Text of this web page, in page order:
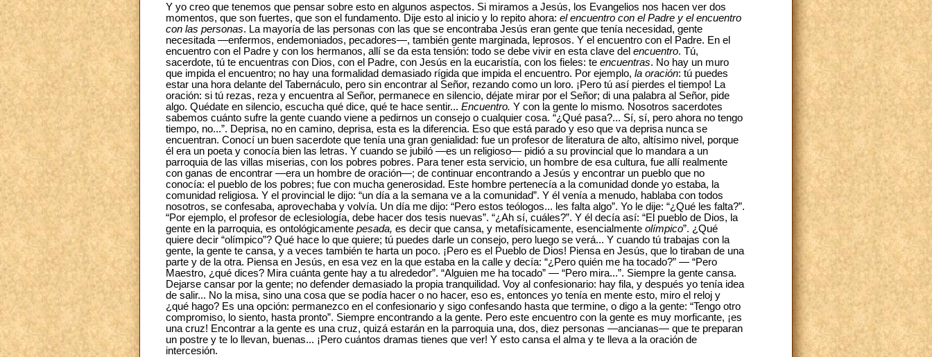
Y yo creo que tenemos que pensar sobre esto en algunos aspectos. Si miramos a Jesús, los Evangelios nos hacen ver dos
momentos, que son fuertes, que son el fundamento. Dije esto al inicio y lo repito ahora: el encuentro con el Padre y el encuentro
con las personas. La mayoría de las personas con las que se encontraba Jesús eran gente que tenía necesidad, gente
necesitada —enfermos, endemoniados, pecadores—, también gente marginada, leprosos. Y el encuentro con el Padre. En el
encuentro con el Padre y con los hermanos, allí se da esta tensión: todo se debe vivir en esta clave del encuentro. Tú,
sacerdote, tú te encuentras con Dios, con el Padre, con Jesús en la eucaristía, con los fieles: te encuentras. No hay un muro
que impida el encuentro; no hay una formalidad demasiado rígida que impida el encuentro. Por ejemplo, la oración: tú puedes
estar una hora delante del Tabernáculo, pero sin encontrar al Señor, rezando como un loro. ¡Pero tú así pierdes el tiempo! La
oración: si tú rezas, reza y encuentra al Señor, permanece en silencio, déjate mirar por el Señor; di una palabra al Señor, pide
algo. Quédate en silencio, escucha qué dice, qué te hace sentir... Encuentro. Y con la gente lo mismo. Nosotros sacerdotes
sabemos cuánto sufre la gente cuando viene a pedirnos un consejo o cualquier cosa. “¿Qué pasa?... Sí, sí, pero ahora no tengo
tiempo, no...”. Deprisa, no en camino, deprisa, esta es la diferencia. Eso que está parado y eso que va deprisa nunca se
encuentran. Conocí un buen sacerdote que tenía una gran genialidad: fue un profesor de literatura de alto, altísimo nivel, porque
él era un poeta y conocía bien las letras. Y cuando se jubiló —es un religioso— pidió a su provincial que lo mandara a un
parroquia de las villas miserias, con los pobres pobres. Para tener esta servicio, un hombre de esa cultura, fue allí realmente
con ganas de encontrar —era un hombre de oración—; de continuar encontrando a Jesús y encontrar un pueblo que no
conocía: el pueblo de los pobres; fue con mucha generosidad. Este hombre pertenecía a la comunidad donde yo estaba, la
comunidad religiosa. Y el provincial le dijo: “un día a la semana ve a la comunidad”. Y él venía a menudo, hablaba con todos
nosotros, se confesaba, aprovechaba y volvía. Un día me dijo: “Pero estos teólogos... les falta algo”. Yo le dije: “¿Qué les falta?”.
“Por ejemplo, el profesor de eclesiología, debe hacer dos tesis nuevas”. “¿Ah sí, cuáles?”. Y él decía así: “El pueblo de Dios, la
gente en la parroquia, es ontológicamente pesada, es decir que cansa, y metafísicamente, esencialmente olímpico”. ¿Qué
quiere decir “olímpico”? Qué hace lo que quiere; tú puedes darle un consejo, pero luego se verá... Y cuando tú trabajas con la
gente, la gente te cansa, y a veces también te harta un poco. ¡Pero es el Pueblo de Dios! Piensa en Jesús, que lo tiraban de una
parte y de la otra. Piensa en Jesús, en esa vez en la que estaba en la calle y decía: “¿Pero quién me ha tocado?” — “Pero
Maestro, ¿qué dices? Mira cuánta gente hay a tu alrededor”. “Alguien me ha tocado” — “Pero mira...”. Siempre la gente cansa.
Dejarse cansar por la gente; no defender demasiado la propia tranquilidad. Voy al confesionario: hay fila, y después yo tenía idea
de salir... No la misa, sino una cosa que se podía hacer o no hacer, eso es, entonces yo tenía en mente esto, miro el reloj y
¿qué hago? Es una opción: permanezco en el confesionario y sigo confesando hasta que termine, o digo a la gente: “Tengo otro
compromiso, lo siento, hasta pronto”. Siempre encontrando a la gente. Pero este encuentro con la gente es muy morficante, ¡es
una cruz! Encontrar a la gente es una cruz, quizá estarán en la parroquia una, dos, diez personas —ancianas— que te preparan
un postre y te lo llevan, buenas... ¡Pero cuántos dramas tienes que ver! Y esto cansa el alma y te lleva a la oración de
intercesión.